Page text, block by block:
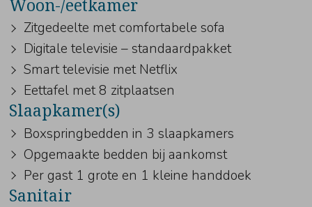
Woon-/eetkamer
Zitgedeelte met comfortabele sofa
Digitale televisie – standaardpakket
Smart televisie met Netflix
Eettafel met 8 zitplaatsen
Slaapkamer(s)
Boxspringbedden in 3 slaapkamers
Opgemaakte bedden bij aankomst
Per gast 1 grote en 1 kleine handdoek
Sanitair